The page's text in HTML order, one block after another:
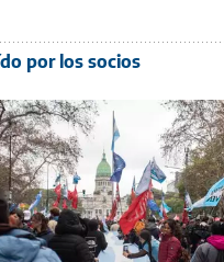
por los socios